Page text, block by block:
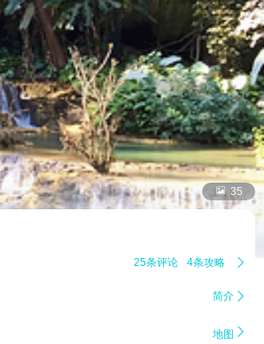
 35
25条评论 4条攻略 
简介 
地图 